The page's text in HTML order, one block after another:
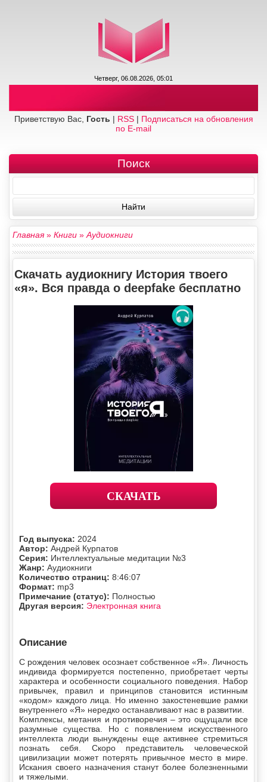
Четверг, 06.08.2026, 05:01
Приветствую Вас, Гость | RSS| Подписаться на обновления
по E-mail
Поиск
Главная» Книги »Аудиокниги
Скачать аудиокнигу История твоего
«я». Вся правда о deepfake бесплатно
СКАЧАТЬ
Год выпуска: 2024
Автор: Андрей Курпатов
Серия: Интеллектуальные медитации №3
Жанр: Аудиокниги
Количество страниц: 8:46:07
Формат: mp3
Примечание (статус): Полностью
Другая версия: Электронная книга
Описание
С рождения человек осознает собственное «Я». Личность
индивида формируется постепенно, приобретает черты
характера и особенности социального поведения. Набор
привычек, правил и принципов становится истинным
«кодом» каждого лица. Но именно закостеневшие рамки
внутреннего «Я» нередко останавливают нас в развитии.
Комплексы, метания и противоречия – это ощущали все
разумные существа. Но с появлением искусственного
интеллекта люди вынуждены еще активнее стремиться
познать себя. Скоро представитель человеческой
цивилизации может потерять привычное место в мире.
Искания своего назначения станут более болезненными
и тяжелыми.